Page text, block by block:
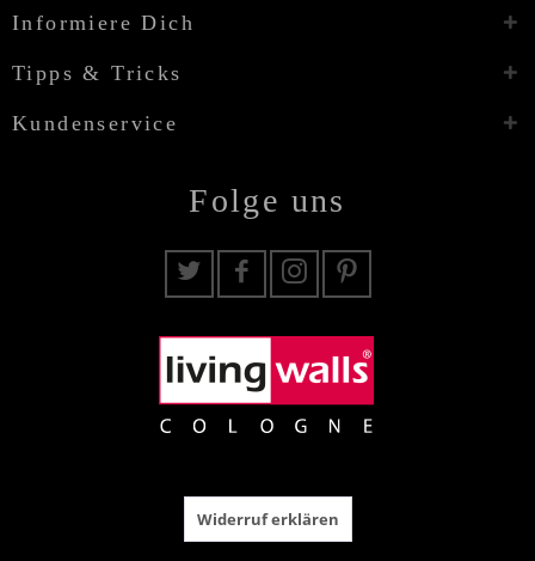
Informiere Dich
Tipps & Tricks
Kundenservice
Folge uns
Widerruf erklären